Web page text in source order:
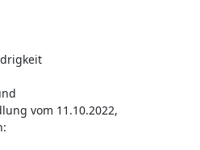
vom 11.10.2022,